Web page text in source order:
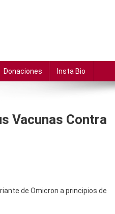
Donaciones Insta Bio
Vacunas Contra
de Omicron a principios de